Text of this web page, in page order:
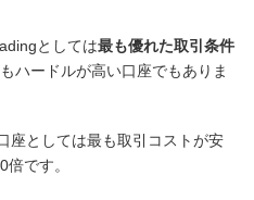
としては最も優れた取引条件
ハードルが高い口座でもありま
座としては最も取引コストが安
です。